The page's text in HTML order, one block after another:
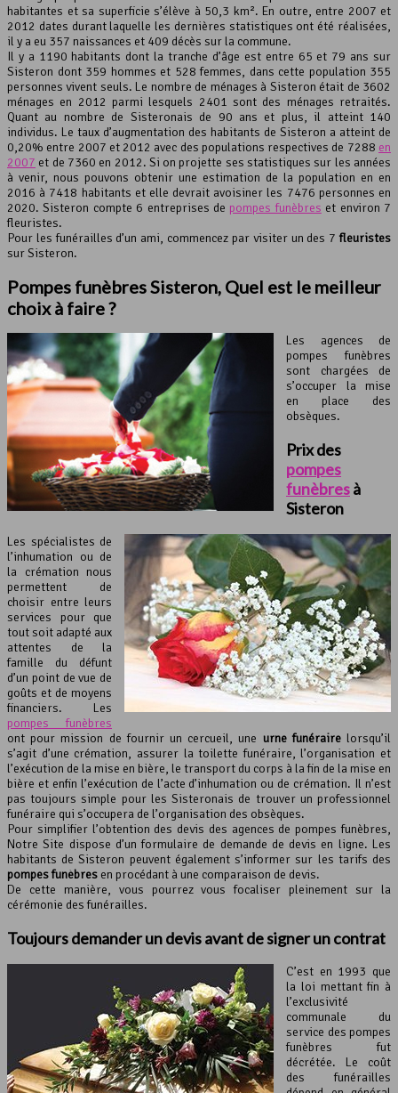
Leaflet, © OpenStreetMapcontributeurs
habitantes et sa superficie s’élève à 50,3 km². En outre, entre 2007 et
2012 dates durant laquelle les dernières statistiques ont été réalisées,
il y a eu 357 naissances et 409 décès sur la commune.
Il y a 1190 habitants dont la tranche d’âge est entre 65 et 79 ans sur
Sisteron dont 359 hommes et 528 femmes, dans cette population 355
personnes vivent seuls. Le nombre de ménages à Sisteron était de 3602
ménages en 2012 parmi lesquels 2401 sont des ménages retraités.
Quant au nombre de Sisteronais de 90 ans et plus, il atteint 140
individus. Le taux d’augmentation des habitants de Sisteron a atteint de
0,20% entre 2007 et 2012 avec des populations respectives de 7288 en
2007 et de 7360 en 2012. Si on projette ses statistiques sur les années
à venir, nous pouvons obtenir une estimation de la population en en
2016 à 7418 habitants et elle devrait avoisiner les 7476 personnes en
2020. Sisteron compte 6 entreprises de pompes funèbres et environ 7
fleuristes.
Pour les funérailles d’un ami, commencez par visiter un des 7fleuristes
sur Sisteron.
Pompes funèbres Sisteron, Quel est le meilleur
choix à faire ?
Les agences de
pompes funèbres
sont chargées de
s’occuper la mise
en place des
obsèques.
Prix des
pompes
funèbresà
Sisteron
Les spécialistes de
l’inhumation ou de
la crémation nous
permettent de
choisir entre leurs
services pour que
tout soit adapté aux
attentes de la
famille du défunt
d’un point de vue de
goûts et de moyens
financiers. Les
pompes funèbres
ont pour mission de fournir un cercueil, une urne funérairelorsqu’il
s’agit d’une crémation, assurer la toilette funéraire, l’organisation et
l’exécution de la mise en bière, le transport du corps à la fin de la mise en
bière et enfin l’exécution de l’acte d’inhumation ou de crémation. Il n’est
pas toujours simple pour les Sisteronais de trouver un professionnel
funéraire qui s’occupera de l’organisation des obsèques.
Pour simplifier l’obtention des devis des agences de pompes funèbres,
Notre Site dispose d’un formulaire de demande de devis en ligne. Les
habitants de Sisteron peuvent également s’informer sur les tarifs des
pompes funèbres en procédant à une comparaison de devis.
De cette manière, vous pourrez vous focaliser pleinement sur la
cérémonie des funérailles.
Toujours demander un devis avant de signer un contrat
C’est en 1993 que
la loi mettant fin à
l’exclusivité
communale du
service des pompes
funèbres fut
décrétée. Le coût
des funérailles